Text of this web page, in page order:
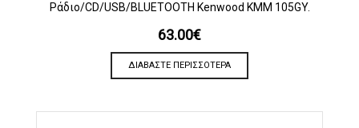
Ράδιο/CD/USB/BLUETOOTH Kenwood KMM 105GY.
63.00€
ΔΙΑΒΆΣΤΕ ΠΕΡΙΣΣΌΤΕΡΑ